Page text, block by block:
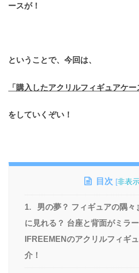
ースが！
ということで、今回は、
「購入したアクリルフィギュアケー
をしていくぞい！
目次 [非表
1.
男の夢？ フィギュアの隅々
に見れる？ 台座と背面がミラ
IFREEMENのアクリルフィギ
介！